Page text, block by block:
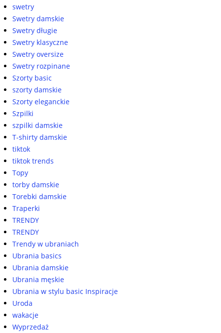
swetry
Swetry damskie
Swetry długie
Swetry klasyczne
Swetry oversize
Swetry rozpinane
Szorty basic
szorty damskie
Szorty eleganckie
Szpilki
szpilki damskie
T-shirty damskie
tiktok
tiktok trends
Topy
torby damskie
Torebki damskie
Traperki
TRENDY
TRENDY
Trendy w ubraniach
Ubrania basics
Ubrania damskie
Ubrania męskie
Ubrania w stylu basic Inspiracje
Uroda
wakacje
Wyprzedaż